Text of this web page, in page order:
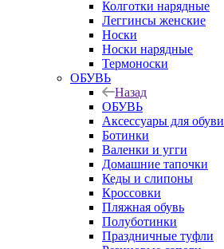
Колготки нарядные
Леггинсы женские
Носки
Носки нарядные
Термоноски
ОБУВЬ
Назад
ОБУВЬ
Аксессуары для обуви
Ботинки
Валенки и угги
Домашние тапочки
Кеды и слипоны
Кроссовки
Пляжная обувь
Полуботинки
Праздничные туфли